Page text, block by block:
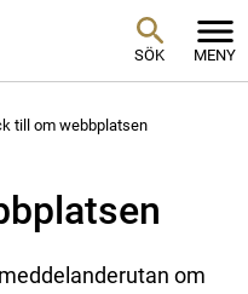
SÖK MENY
till om webbplatsen
om